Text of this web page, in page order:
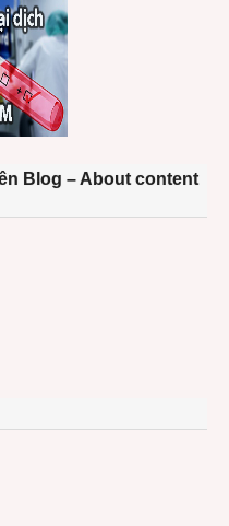
Blog – About content